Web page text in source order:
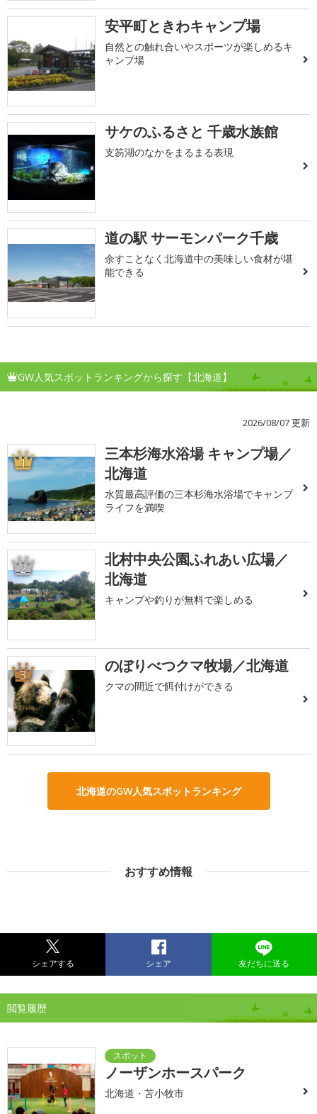
安平町ときわキャンプ場
自然との触れ合いやスポーツが楽しめるキ
ャンプ場
サケのふるさと 千歳水族館
支笏湖のなかをまるまる表現
道の駅 サーモンパーク千歳
余すことなく北海道中の美味しい食材が堪
能できる
GW人気スポットランキングから探す【北海道】
2026/08/07 更新
1
三本杉海水浴場 キャンプ場／
北海道
水質最高評価の三本杉海水浴場でキャンプ
ライフを満喫
2
北村中央公園ふれあい広場／
北海道
キャンプや釣りが無料で楽しめる
3 のぼりべつクマ牧場／北海道
クマの間近で餌付けができる
北海道のGW人気スポットランキング
おすすめ情報
シェアする シェア 友だちに送る
閲覧履歴
ノーザンホースパーク
北海道・苫小牧市